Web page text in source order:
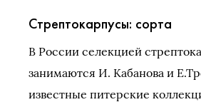
Стрептокарпусы: сорта
В России селекцией
занимаются И. Кабанова и
известные питерские